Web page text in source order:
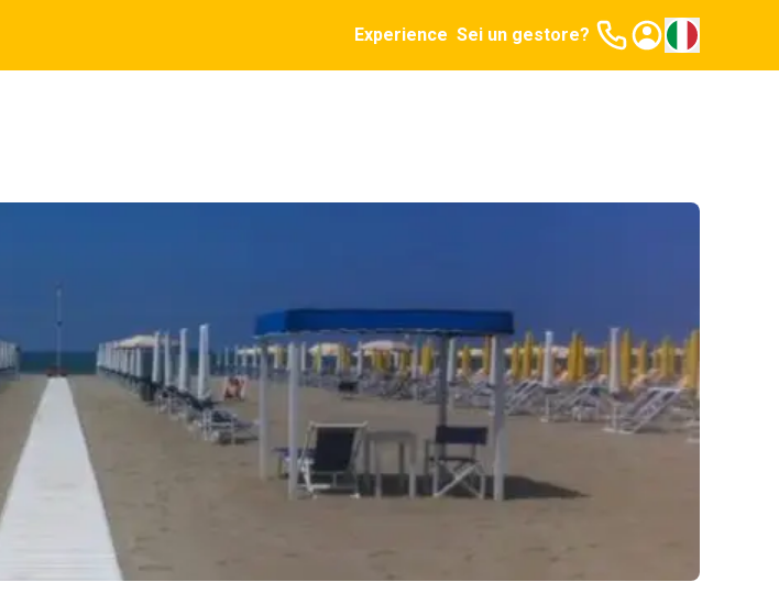
Experience Sei un gestore?